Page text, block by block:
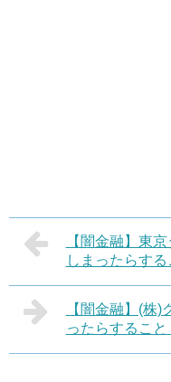
【闇金融】東
しまったらする
【闇金融】(株)
ったらすること